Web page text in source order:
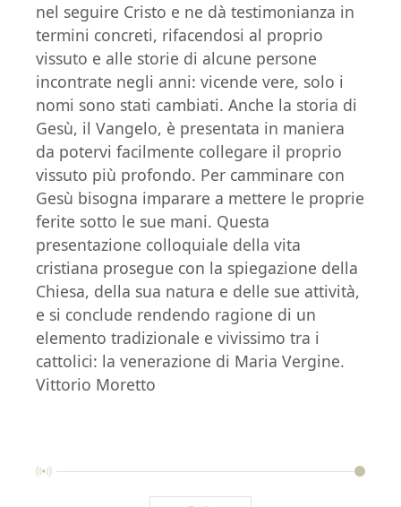
nel seguire Cristo e ne dà testimonianza in
termini concreti, rifacendosi al proprio
vissuto e alle storie di alcune persone
incontrate negli anni: vicende vere, solo i
nomi sono stati cambiati. Anche la storia di
Gesù, il Vangelo, è presentata in maniera
da potervi facilmente collegare il proprio
vissuto più profondo. Per camminare con
Gesù bisogna imparare a mettere le proprie
ferite sotto le sue mani. Questa
presentazione colloquiale della vita
cristiana prosegue con la spiegazione della
Chiesa, della sua natura e delle sue attività,
e si conclude rendendo ragione di un
elemento tradizionale e vivissimo tra i
cattolici: la venerazione di Maria Vergine.
Vittorio Moretto